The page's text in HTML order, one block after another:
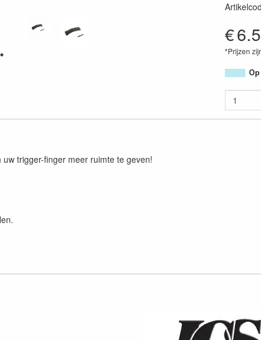
€
*Prijzen
trigger-finger meer ruimte te geven!